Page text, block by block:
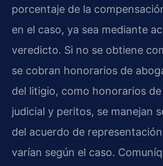
porcentaje de la
en el caso, ya sea mediante
veredicto. Si no se obtiene
se cobran honorarios de
del litigio, como honorarios
judicial y peritos, se manejan
del acuerdo de
varían según el caso.